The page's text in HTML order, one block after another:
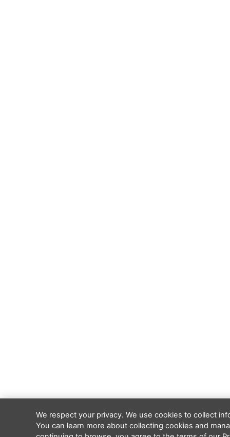
We respect your privacy. We use cookies to collect
You can learn more about collecting cookies and